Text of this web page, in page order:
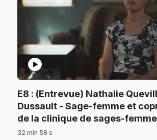
play_circle
E8 : (Entrevue) Nathalie
Dussault - Sage-femme et
de la clinique de sages-
32 min 58 s